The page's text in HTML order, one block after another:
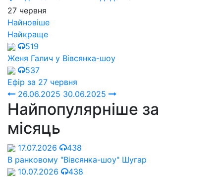
27 червня
Найновіше
Найкраще
519
Женя Галич у Вівсянка-шоу
537
Ефір за 27 червня
26.06.2025 30.06.2025
Найпопулярніше за
місяць
17.07.2026
438
В ранковому "Вівсянка-шоу" Шугар
10.07.2026
438